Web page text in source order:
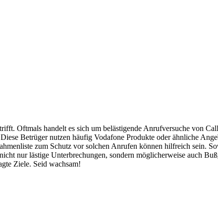
Oftmals handelt es sich um belästigende Anrufversuche von
Betrüger nutzen häufig Vodafone Produkte oder ähnliche
zum Schutz vor solchen Anrufen können hilfreich sein.
nur lästige Unterbrechungen, sondern möglicherweise auch
Ziele. Seid wachsam!